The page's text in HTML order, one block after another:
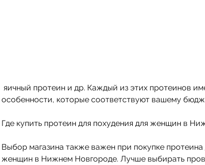
особенности, которые соответствуют вашему
Где купить протеин для похудения для женщин в
Выбор магазина также важен при покупке протеина
женщин в Нижнем Новгороде. Лучше выбирать